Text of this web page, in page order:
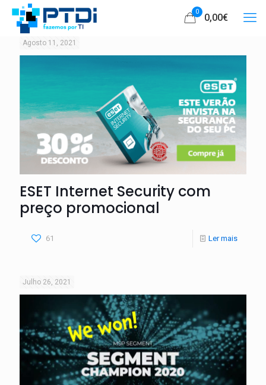
0
0,00€
Agosto 11, 2021
ESET Internet Security com
preço promocional
61 Ler mais
Julho 26, 2021